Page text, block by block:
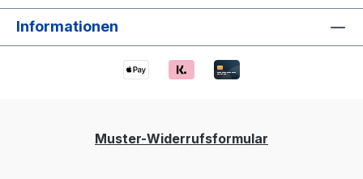
Informationen
Muster-Widerrufsformular